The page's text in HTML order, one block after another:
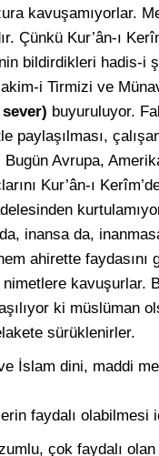
kavuşamıyorlar.
Çünkü Kur’ân-ı
bildirdikleri hadis-i
i Tirmizi ve
buyuruluyor.
paylaşılması,
Avrupa,
Kur’ân-ı
inansa da,
ahirette
kavuşurlar.
ki müslüman
sürüklenirler.
İslam dini, maddi
faydalı
çok faydalı